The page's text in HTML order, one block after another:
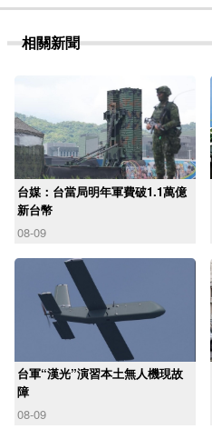
相關新聞
台媒：台當局明年軍費破1.1萬億
新台幣
08-09
台軍“漢光”演習本土無人機現故
障
08-09